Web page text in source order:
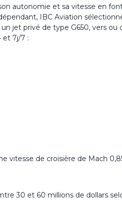
autonomie et sa vitesse en
IBC Aviation
un jet privé de type G650, vers ou
et 7j/7 :
vitesse de croisière de Mach
30 et 60 millions de dollars